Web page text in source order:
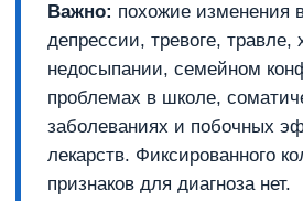
Важно: похожие изменения
депрессии, тревоге, травле,
недосыпании, семейном
проблемах в школе,
заболеваниях и побочных
лекарств. Фиксированного
признаков для диагноза нет.